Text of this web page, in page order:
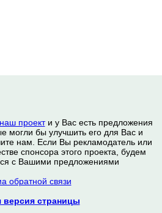
наш проекти у Вас есть предложения
могли бы улучшить его для Вас и
нам. Если Вы рекламодатель или
спонсора этого проекта, будем
с Вашими предложениями
обратной связи
версия страницы